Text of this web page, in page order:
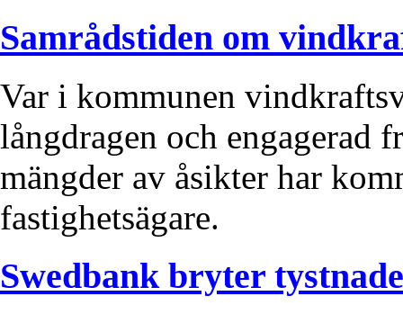
Samrådstiden om
Var i kommunen
långdragen och engagerad
mängder av åsikter har
fastighetsägare.
Swedbank bryter